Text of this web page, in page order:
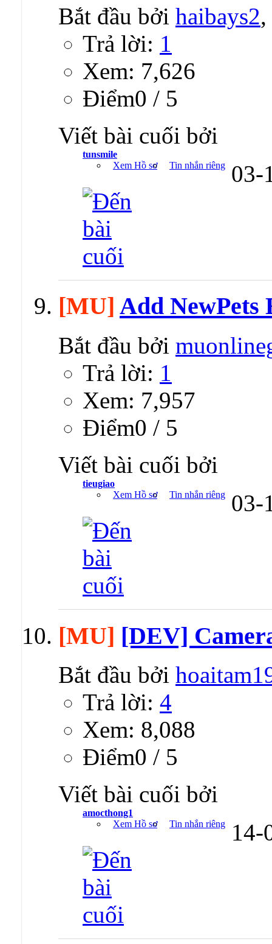
Bắt đầu bởi haibays2
Trả lời: 1
Xem: 7,626
Ðiểm0 / 5
Viết bài cuối bởi
tunsmile
Xem Hồ sơ
Tin nhắn riêng 03-
[MU] Add NewPets
Bắt đầu bởi
Trả lời: 1
Xem: 7,957
Ðiểm0 / 5
Viết bài cuối bởi
tieugiao
Xem Hồ sơ
Tin nhắn riêng 03-
[MU] [DEV]
Bắt đầu bởi
Trả lời: 4
Xem: 8,088
Ðiểm0 / 5
Viết bài cuối bởi
amocthong1
Xem Hồ sơ
Tin nhắn riêng